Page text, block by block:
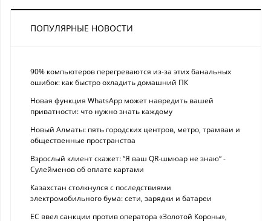
ПОПУЛЯРНЫЕ НОВОСТИ
90% компьютеров перегреваются из-за этих банальных
ошибок: как быстро охладить домашний ПК
Новая функция WhatsApp может навредить вашей
приватности: что нужно знать каждому
Новый Алматы: пять городских центров, метро, трамваи и
общественные пространства
Взрослый клиент скажет: “Я ваш QR-шмюар не знаю“ -
Сулейменов об оплате картами
Казахстан столкнулся с последствиями
электромобильного бума: сети, зарядки и батареи
ЕС ввел санкции против оператора «Золотой Короны»,